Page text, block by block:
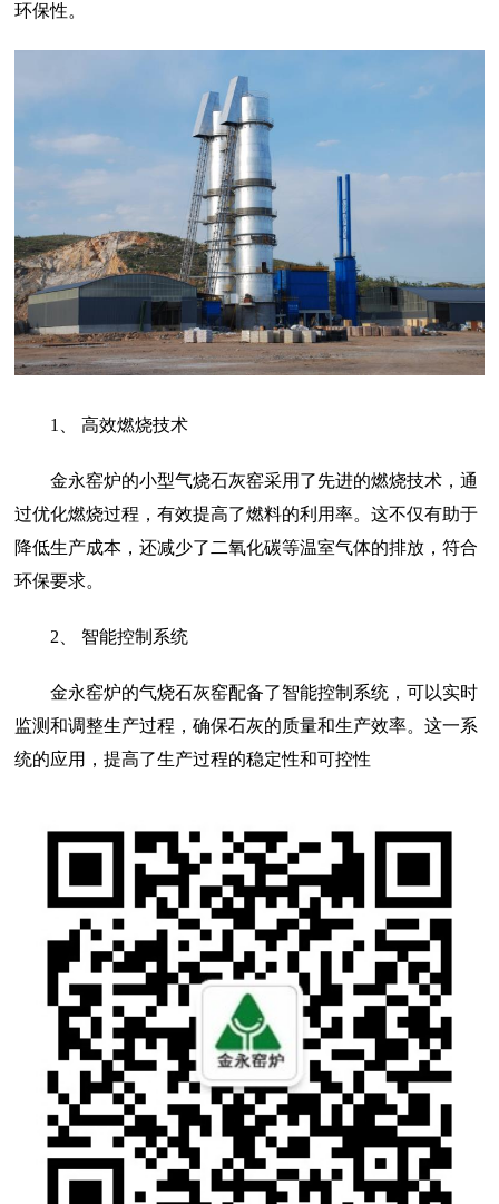
环保性。
1、 高效燃烧技术
金永窑炉的小型气烧石灰窑采用了先进的燃烧技术，通
过优化燃烧过程，有效提高了燃料的利用率。这不仅有助于
降低生产成本，还减少了二氧化碳等温室气体的排放，符合
环保要求。
2、 智能控制系统
金永窑炉的气烧石灰窑配备了智能控制系统，可以实时
监测和调整生产过程，确保石灰的质量和生产效率。这一系
统的应用，提高了生产过程的稳定性和可控性